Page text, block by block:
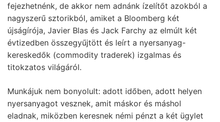
fejezhetnénk, de akkor nem adnánk ízelítőt azokból a
nagyszerű sztorikból, amiket a Bloomberg két
újságírója, Javier Blas és Jack Farchy az elmúlt két
évtizedben összegyűjtött és leírt a nyersanyag-
kereskedők (commodity traderek) izgalmas és
titokzatos világáról.
Munkájuk nem bonyolult: adott időben, adott helyen
nyersanyagot vesznek, amit máskor és máshol
eladnak, miközben keresnek némi pénzt a két ügylet